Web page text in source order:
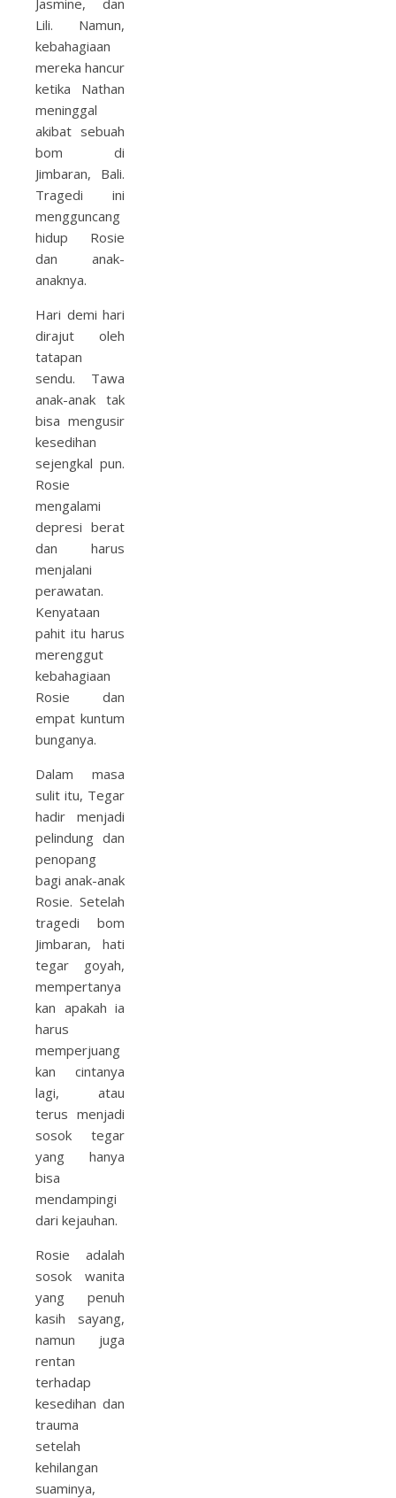
Jasmine, dan
Lili. Namun,
kebahagiaan
mereka hancur
ketika Nathan
meninggal
akibat sebuah
bom di
Jimbaran, Bali.
Tragedi ini
mengguncang
hidup Rosie
dan anak-
anaknya.
Hari demi hari
dirajut oleh
tatapan
sendu. Tawa
anak-anak tak
bisa mengusir
kesedihan
sejengkal pun.
Rosie
mengalami
depresi berat
dan harus
menjalani
perawatan.
Kenyataan
pahit itu harus
merenggut
kebahagiaan
Rosie dan
empat kuntum
bunganya.
Dalam masa
sulit itu, Tegar
hadir menjadi
pelindung dan
penopang
bagi anak-anak
Rosie. Setelah
tragedi bom
Jimbaran, hati
tegar goyah,
mempertanya
kan apakah ia
harus
memperjuang
kan cintanya
lagi, atau
terus menjadi
sosok tegar
yang hanya
bisa
mendampingi
dari kejauhan.
Rosie adalah
sosok wanita
yang penuh
kasih sayang,
namun juga
rentan
terhadap
kesedihan dan
trauma
setelah
kehilangan
suaminya,